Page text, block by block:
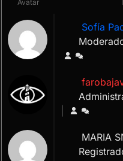
Avatar
Sofía
MARIA